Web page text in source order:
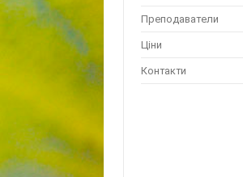
Преподаватели
Ціни
Контакти